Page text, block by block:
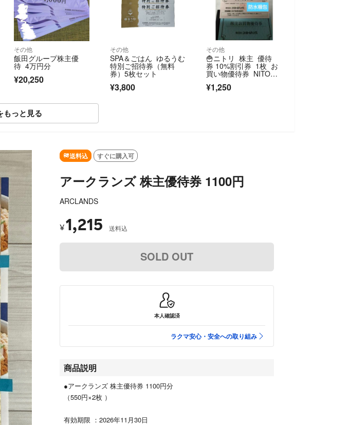
その他
飯田グループ株主優
待 4万円分
¥20,250
その他
SPA＆ごはん ゆるうむ
特別ご招待券（無料
券）5枚セット
¥3,800
その他
🍟ニトリ 株主 優待
券 10%割引券 1枚 お
買い物優待券 NITOR
I 家具
¥1,250
もっと見る
送料込 すぐに購入可
アークランズ 株主優待券 1100円
ARCLANDS
¥1,215 送料込
SOLD OUT
本人確認済
ラクマ安心・安全への取り組み
商品説明
●アークランズ 株主優待券 1100円分
（550円×2枚 ）
有効期限 ：2026年11月30日